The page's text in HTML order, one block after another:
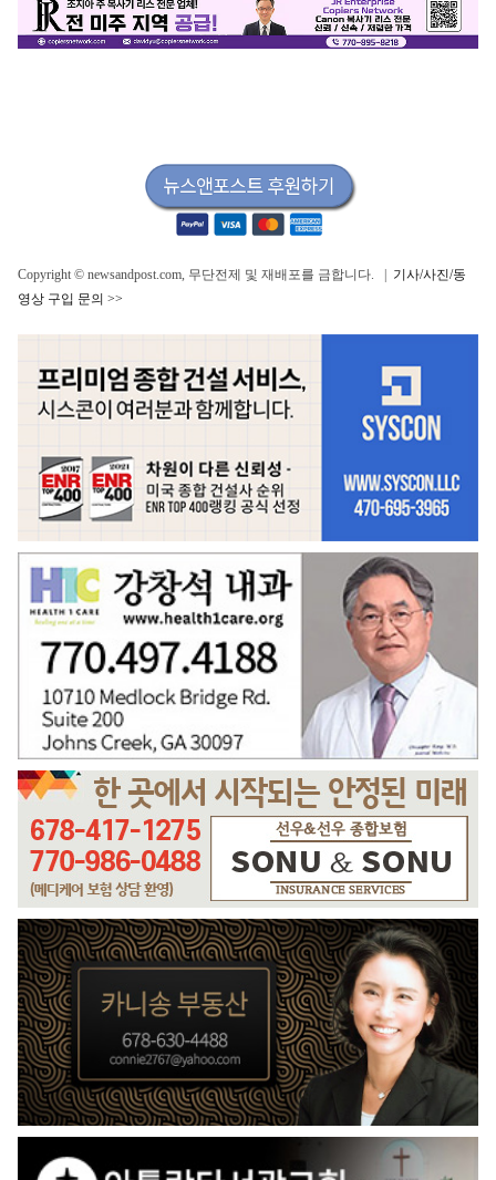
Copyright © newsandpost.com, 무단전제 및 재배포를 금합니다. | 기사/사진/동
영상 구입 문의 >>